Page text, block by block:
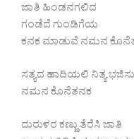
ಜಾತಿ ಹಿಂಡನಗಲಿದ
ಗಂಡೆದೆ ಗುಂಡಿಗೆಯ
ಕನಕ ಮಾಡುವೆ ನಮನ
ಸತ್ಯದ ಹಾದಿಯಲಿ ನಿತ್ಯ
ನಮನ ಕೊನೆತನಕ
ದುರುಳರ ಕಣ್ಣು ತೆರೆಸಿ ಜಾತಿ